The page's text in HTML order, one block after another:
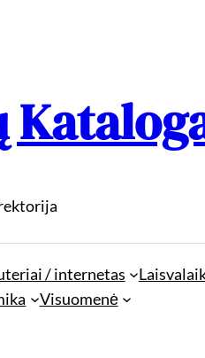
/ internetas
Visuomenė